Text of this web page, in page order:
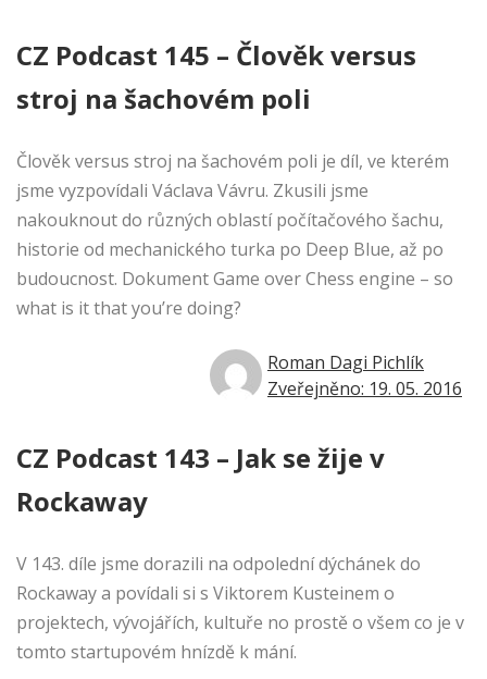
CZ Podcast 145 – Člověk versus
stroj na šachovém poli
Člověk versus stroj na šachovém poli je díl, ve kterém
jsme vyzpovídali Václava Vávru. Zkusili jsme
nakouknout do různých oblastí počítačového šachu,
historie od mechanického turka po Deep Blue, až po
budoucnost. Dokument Game over Chess engine – so
what is it that you’re doing?
Roman Dagi Pichlík
Zveřejněno: 19. 05. 2016
CZ Podcast 143 – Jak se žije v
Rockaway
V 143. díle jsme dorazili na odpolední dýchánek do
Rockaway a povídali si s Viktorem Kusteinem o
projektech, vývojářích, kultuře no prostě o všem co je v
tomto startupovém hnízdě k mání.